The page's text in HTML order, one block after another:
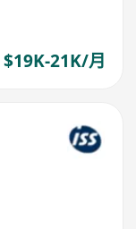
$19K-21K/月